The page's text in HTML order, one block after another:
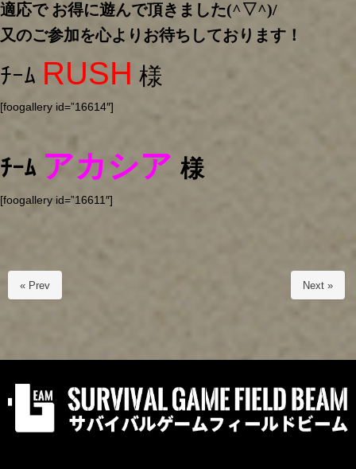
適応で お得に遊んで頂きました(^▽^)/
又のご参加を心よりお待ちしております！
ﾁｰﾑ RUSH 様
[foogallery id=”16614″]
ﾁｰﾑ アカシア 様
[foogallery id=”16611″]
« Prev Next »